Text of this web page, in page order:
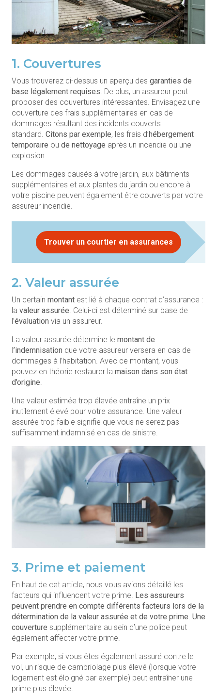
1. Couvertures
Vous trouverez ci-dessus un aperçu des garanties de
base légalement requises. De plus, un assureur peut
proposer des couvertures intéressantes. Envisagez une
couverture des frais supplémentaires en cas de
dommages résultant des incidents couverts
standard. Citons par exemple, les frais d’hébergement
temporaire ou de nettoyage après un incendie ou une
explosion.
Les dommages causés à votre jardin, aux bâtiments
supplémentaires et aux plantes du jardin ou encore à
votre piscine peuvent également être couverts par votre
assureur incendie.
Trouver un courtier en assurances
2. Valeur assurée
Un certain montant est lié à chaque contrat d’assurance :
la valeur assurée. Celui-ci est déterminé sur base de
l’évaluation via un assureur.
La valeur assurée détermine le montant de
l’indemnisation que votre assureur versera en cas de
dommages à l’habitation. Avec ce montant, vous
pouvez en théorie restaurer la maison dans son état
d’origine.
Une valeur estimée trop élevée entraîne un prix
inutilement élevé pour votre assurance. Une valeur
assurée trop faible signifie que vous ne serez pas
suffisamment indemnisé en cas de sinistre.
3. Prime et paiement
En haut de cet article, nous vous avions détaillé les
facteurs qui influencent votre prime. Les assureurs
peuvent prendre en compte différents facteurs lors de la
détermination de la valeur assurée et de votre prime. Une
couverture supplémentaire au sein d’une police peut
également affecter votre prime.
Par exemple, si vous êtes également assuré contre le
vol, un risque de cambriolage plus élevé (lorsque votre
logement est éloigné par exemple) peut entraîner une
prime plus élevée.